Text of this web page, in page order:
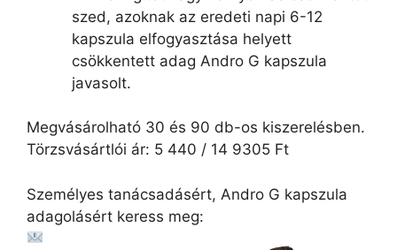
szed, azoknak az eredeti napi 6-12
kapszula elfogyasztása helyett
csökkentett adag Andro G kapszula
javasolt.
Megvásárolható 30 és 90 db-os kiszerelésben.
Törzsvásártlói ár: 5 440 / 14 9305 Ft
Személyes tanácsadásért, Andro G kapszula
adagolásért keress meg: